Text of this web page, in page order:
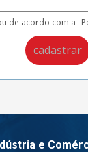
de acordo com a
e